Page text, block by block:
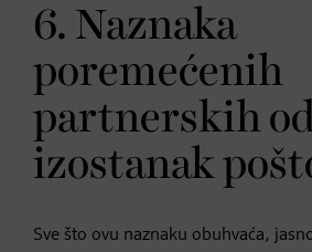
6. Naznaka
poremećenih
partnerskih
izostanak
Sve što ovu naznaku obuhvaća,